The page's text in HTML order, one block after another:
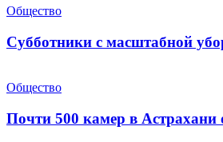
Общество
Субботники с масштабной
Общество
Почти 500 камер в